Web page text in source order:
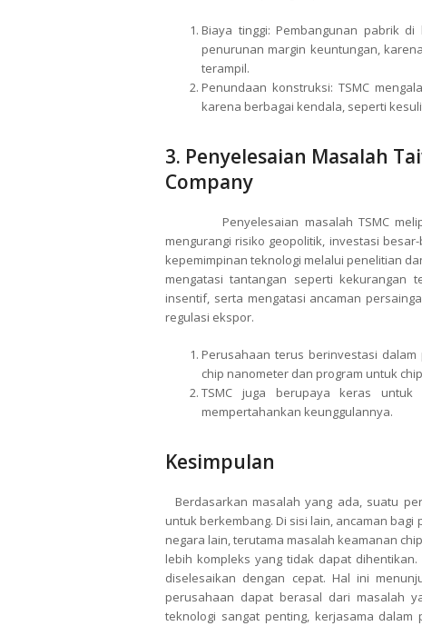
Biaya tinggi: Pembangunan pabrik
penurunan margin keuntungan,
terampil.
Penundaan konstruksi: TSMC
karena berbagai kendala, seperti
3. Penyelesaian Masalah
Company
Penyelesaian masalah TSMC
mengurangi risiko geopolitik, investasi
kepemimpinan teknologi melalui penelitian
mengatasi tantangan seperti kekurangan
insentif, serta mengatasi ancaman
regulasi ekspor.
Perusahaan terus berinvestasi
chip nanometer dan program untuk
TSMC juga berupaya keras untuk
mempertahankan keunggulannya.
Kesimpulan
Berdasarkan masalah yang ada, suatu
untuk berkembang. Di sisi lain, ancaman
negara lain, terutama masalah keamanan
lebih kompleks yang tidak dapat
diselesaikan dengan cepat. Hal ini
perusahaan dapat berasal dari masalah
teknologi sangat penting, kerjasama